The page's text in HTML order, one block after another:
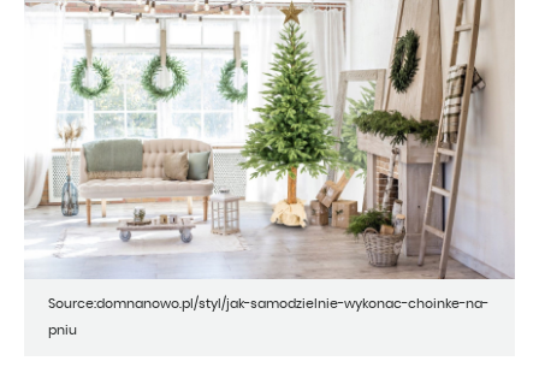
Source:domnanowo.pl/styl/jak-samodzielnie-wykonac-choinke-na-
pniu